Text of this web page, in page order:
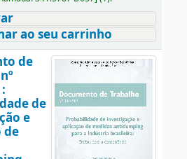
ao seu carrinho
de
de
e
de